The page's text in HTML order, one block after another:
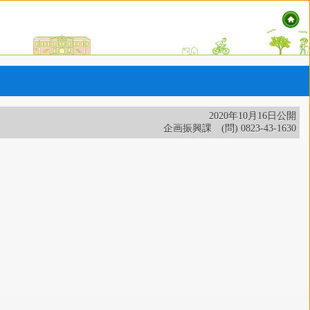
2020年10月16日公開
企画振興課 (問) 0823-43-1630